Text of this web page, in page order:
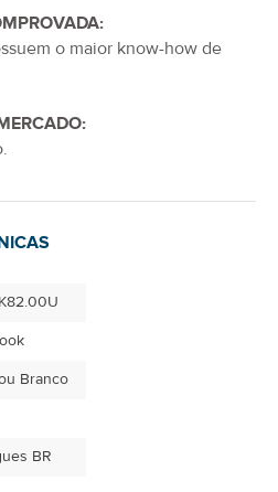
o maior know-how de
.
Branco
BR